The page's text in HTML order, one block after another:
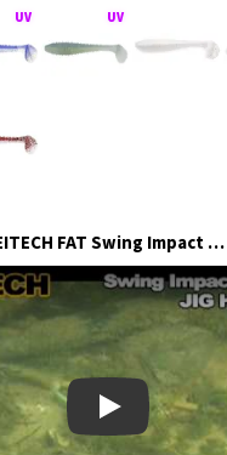
KEITECH FAT Swing Impact na jigové hlavičce
Play